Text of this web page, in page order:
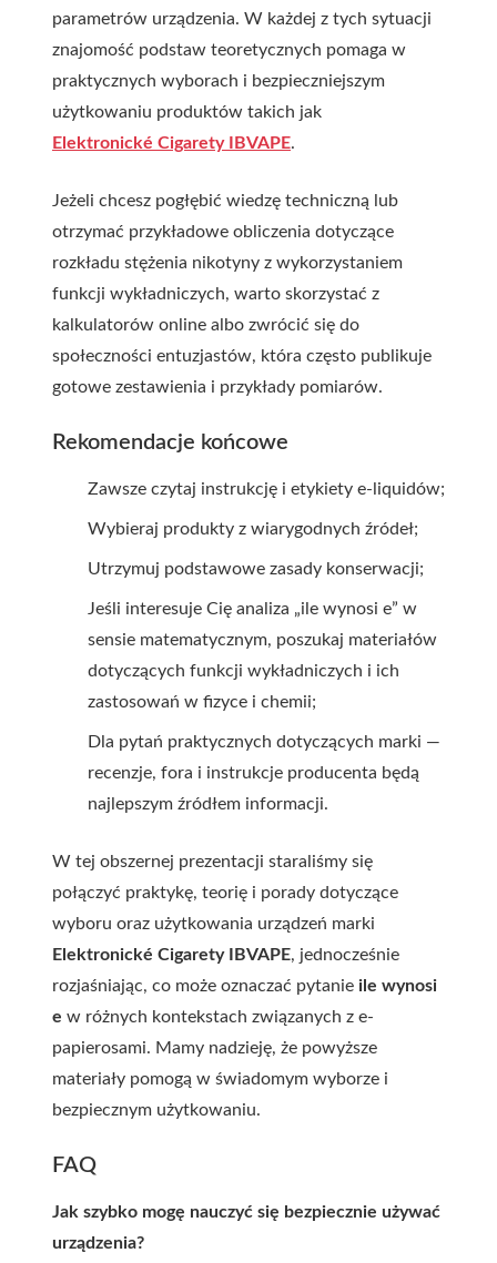
parametrów urządzenia. W każdej z tych sytuacji
znajomość podstaw teoretycznych pomaga w
praktycznych wyborach i bezpieczniejszym
użytkowaniu produktów takich jak
Elektronické Cigarety IBVAPE.
Jeżeli chcesz pogłębić wiedzę techniczną lub
otrzymać przykładowe obliczenia dotyczące
rozkładu stężenia nikotyny z wykorzystaniem
funkcji wykładniczych, warto skorzystać z
kalkulatorów online albo zwrócić się do
społeczności entuzjastów, która często publikuje
gotowe zestawienia i przykłady pomiarów.
Rekomendacje końcowe
Zawsze czytaj instrukcję i etykiety e-liquidów;
Wybieraj produkty z wiarygodnych źródeł;
Utrzymuj podstawowe zasady konserwacji;
Jeśli interesuje Cię analiza „ile wynosi e” w
sensie matematycznym, poszukaj materiałów
dotyczących funkcji wykładniczych i ich
zastosowań w fizyce i chemii;
Dla pytań praktycznych dotyczących marki —
recenzje, fora i instrukcje producenta będą
najlepszym źródłem informacji.
W tej obszernej prezentacji staraliśmy się
połączyć praktykę, teorię i porady dotyczące
wyboru oraz użytkowania urządzeń marki
Elektronické Cigarety IBVAPE, jednocześnie
rozjaśniając, co może oznaczać pytanie ile wynosi
e w różnych kontekstach związanych z e-
papierosami. Mamy nadzieję, że powyższe
materiały pomogą w świadomym wyborze i
bezpiecznym użytkowaniu.
FAQ
Jak szybko mogę nauczyć się bezpiecznie używać
urządzenia?